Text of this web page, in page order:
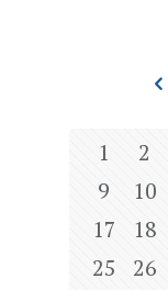
1 2
9
10
17
18
25
26